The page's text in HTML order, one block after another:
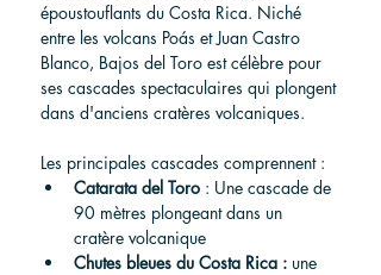
époustouflants du Costa Rica. Niché
entre les volcans Poás et Juan Castro
Blanco, Bajos del Toro est célèbre pour
ses cascades spectaculaires qui plongent
dans d'anciens cratères volcaniques.
Les principales cascades comprennent :
Catarata del Toro : Une cascade de
90 mètres plongeant dans un
cratère volcanique
Chutes bleues du Costa Rica : une